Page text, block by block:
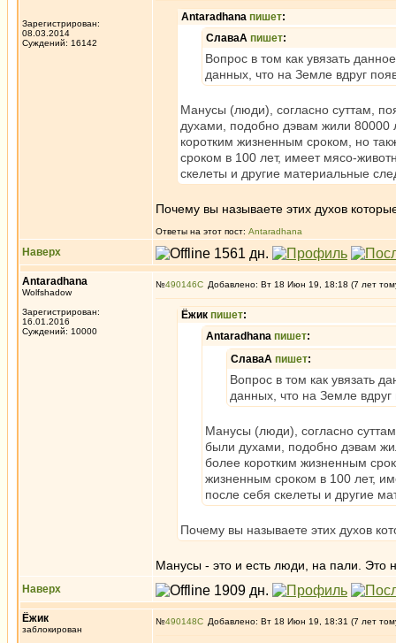
Зарегистрирован:
08.03.2014
Суждений: 16142
Antaradhana пишет:
СлаваА пишет:
Вопрос в том как увязать
данных, что на Земле вдруг
Манусы (люди), согласно суттам,
духами, подобно дэвам жили 80000
коротким жизненным сроком, но
сроком в 100 лет, имеет мясо-
скелеты и другие материальные
Почему вы называете этих духов
Ответы на этот пост: Antaradhana
Наверх
Antaradhana
Wolfshadow
Зарегистрирован:
16.01.2016
Суждений: 10000
№490146 Добавлено: Вт 18 Июн 19, 18:18 (7 лет
Ёжик пишет:
Antaradhana пишет:
СлаваА пишет:
Вопрос в том как увязать
данных, что на Земле вдруг
Манусы (люди), согласно
были духами, подобно дэвам
более коротким жизненным
жизненным сроком в 100 лет,
после себя скелеты и другие
Почему вы называете этих духов
Манусы - это и есть люди, на пали. Это
Наверх
Ёжик
заблокирован
№490148 Добавлено: Вт 18 Июн 19, 18:31 (7 лет